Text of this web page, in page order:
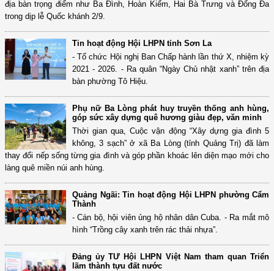
địa bàn trọng điểm như Ba Đình, Hoàn Kiếm, Hai Bà Trưng và Đống Đa
trong dịp lễ Quốc khánh 2/9.
Tin hoạt động Hội LHPN tỉnh Sơn La
- Tổ chức Hội nghị Ban Chấp hành lần thứ X, nhiệm kỳ
2021 - 2026. - Ra quân “Ngày Chủ nhật xanh” trên địa
bàn phường Tô Hiệu.
Phụ nữ Ba Lòng phát huy truyền thống anh hùng,
góp sức xây dựng quê hương giàu đẹp, văn minh
Thời gian qua, Cuộc vận động “Xây dựng gia đình 5
không, 3 sạch” ở xã Ba Lòng (tỉnh Quảng Trị) đã làm
thay đổi nếp sống từng gia đình và góp phần khoác lên diện mạo mới cho
làng quê miền núi anh hùng.
Quảng Ngãi: Tin hoạt động Hội LHPN phường Cẩm
Thành
- Cán bộ, hội viên ủng hộ nhân dân Cuba. - Ra mắt mô
hình “Trồng cây xanh trên rác thải nhựa”.
Đảng ủy TƯ Hội LHPN Việt Nam tham quan Triển
lãm thành tựu đất nước